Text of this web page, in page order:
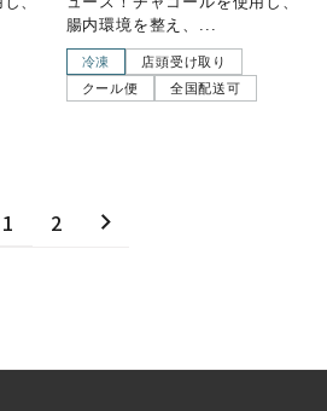
腸内環境を整え、...
冷凍
店頭受け取り
クール便
全国配送可
1 2